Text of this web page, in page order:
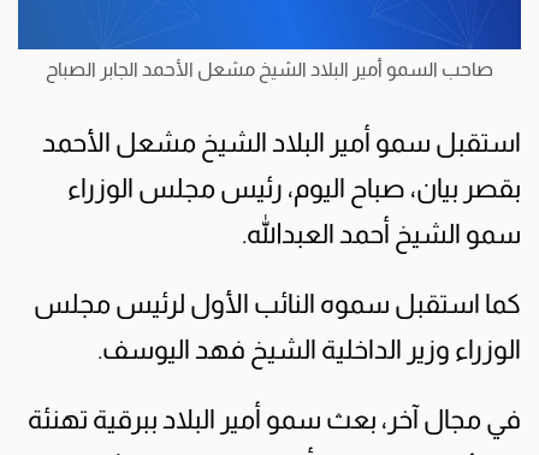
صاحب السمو أمير البلاد الشيخ مشعل الأحمد الجابر الصباح
استقبل سمو أمير البلاد الشيخ مشعل الأحمد
بقصر بيان، صباح اليوم، رئيس مجلس الوزراء
سمو الشيخ أحمد العبدالله.
كما استقبل سموه النائب الأول لرئيس مجلس
الوزراء وزير الداخلية الشيخ فهد اليوسف.
في مجال آخر، بعث سمو أمير البلاد ببرقية تهنئة